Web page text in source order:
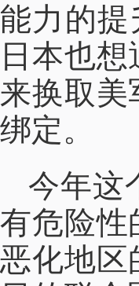
能力的提
日本也
来换取美
绑定。
今年这
有危险性
恶化地区